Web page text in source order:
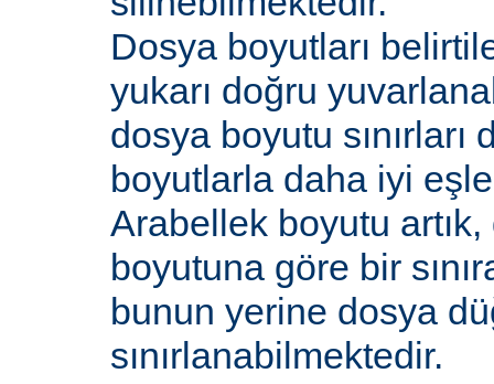
Dosya boyutları
yukarı doğru
dosya boyutu sınırları
boyutlarla daha iyi
Arabellek boyutu
boyutuna göre bir
bunun yerine dosya
sınırlanabilmektedir.